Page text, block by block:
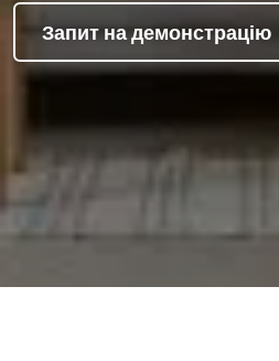
Запит на демонстрацію